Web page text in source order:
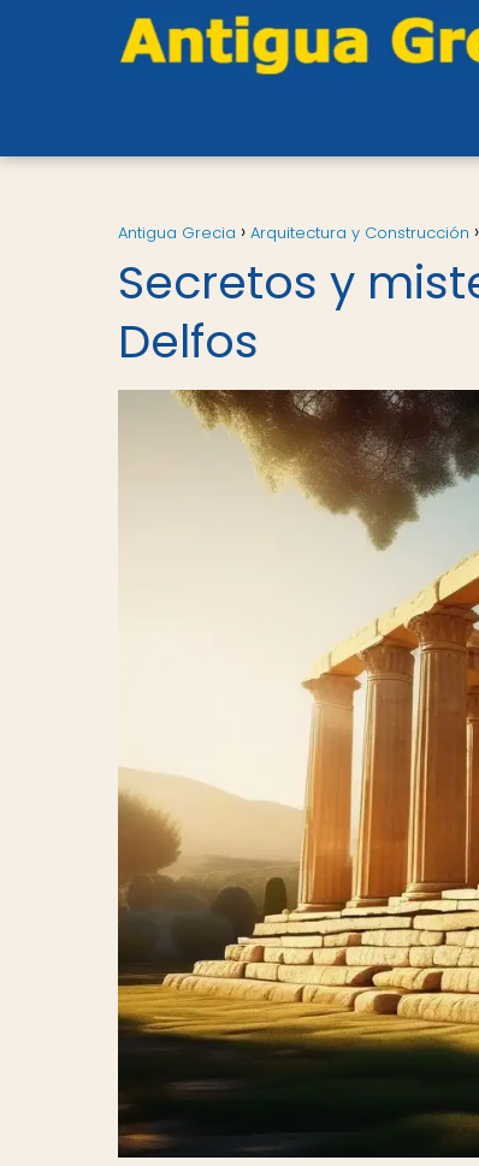
Antigua Grecia Arquitectura y Construcción
Secretos y
Delfos